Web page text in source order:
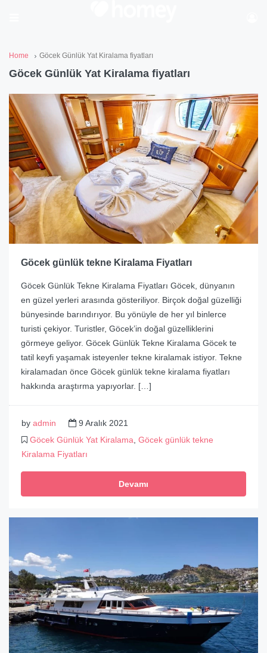
Home Göcek Günlük Yat Kiralama fiyatları
Göcek Günlük Yat Kiralama fiyatları
Göcek günlük tekne Kiralama Fiyatları
Göcek Günlük Tekne Kiralama Fiyatları Göcek, dünyanın
en güzel yerleri arasında gösteriliyor. Birçok doğal güzelliği
bünyesinde barındırıyor. Bu yönüyle de her yıl binlerce
turisti çekiyor. Turistler, Göcek’in doğal güzelliklerini
görmeye geliyor. Göcek Günlük Tekne Kiralama Göcek te
tatil keyfi yaşamak isteyenler tekne kiralamak istiyor. Tekne
kiralamadan önce Göcek günlük tekne kiralama fiyatları
hakkında araştırma yapıyorlar. […]
by admin
9 Aralık 2021
Göcek Günlük Yat Kiralama Göcek günlük tekne
Kiralama Fiyatları
Devamı